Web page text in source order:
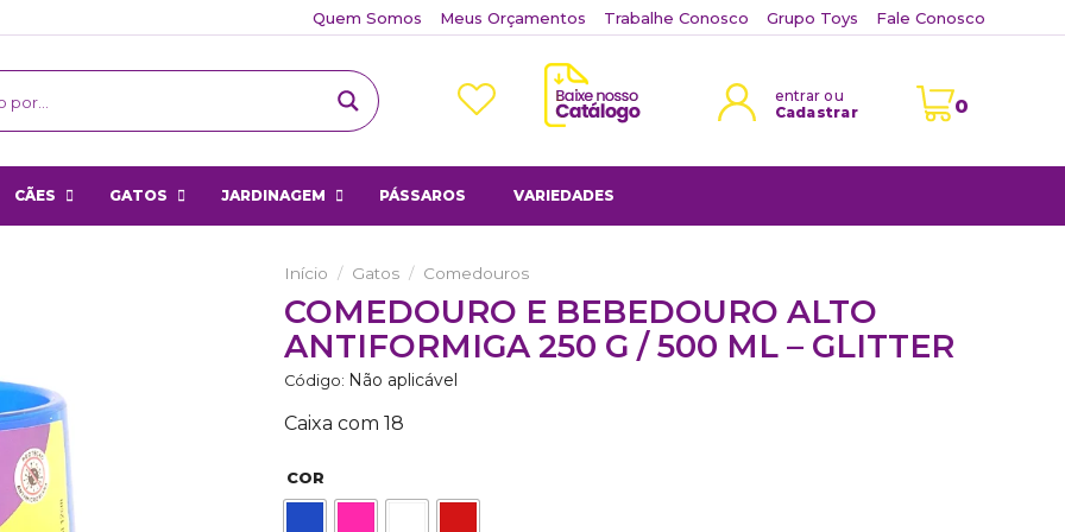
Quem Somos Meus Orçamentos Trabalhe Conosco Grupo Toys Fale Conosco
entrar ou
Cadastrar
0
CÃES GATOS JARDINAGEM PÁSSAROS VARIEDADES
Início / Gatos / Comedouros
COMEDOURO E BEBEDOURO ALTO
ANTIFORMIGA 250 G / 500 ML – GLITTER
Código: Não aplicável
Caixa com 18
COR